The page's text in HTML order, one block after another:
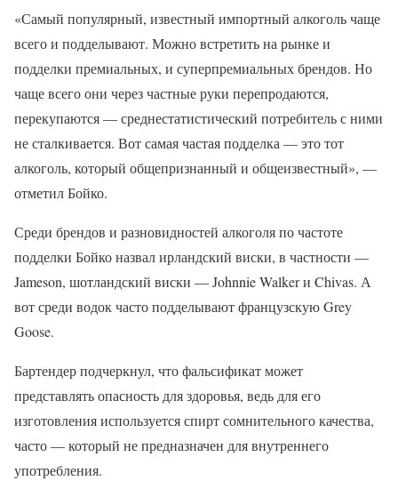
«Самый популярный, известный импортный алкоголь чаще
всего и подделывают. Можно встретить на рынке и
подделки премиальных, и суперпремиальных брендов. Но
чаще всего они через частные руки перепродаются,
перекупаются — среднестатистический потребитель с ними
не сталкивается. Вот самая частая подделка — это тот
алкоголь, который общепризнанный и общеизвестный», —
отметил Бойко.
Среди брендов и разновидностей алкоголя по частоте
подделки Бойко назвал ирландский виски, в частности —
Jameson, шотландский виски — Johnnie Walker и Chivas. А
вот среди водок часто подделывают французскую Grey
Goose.
Бартендер подчеркнул, что фальсификат может
представлять опасность для здоровья, ведь для его
изготовления используется спирт сомнительного качества,
часто — который не предназначен для внутреннего
употребления.